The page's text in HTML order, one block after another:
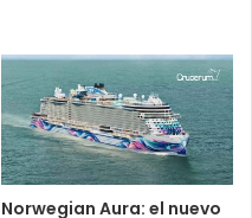
Norwegian Aura: el nuevo